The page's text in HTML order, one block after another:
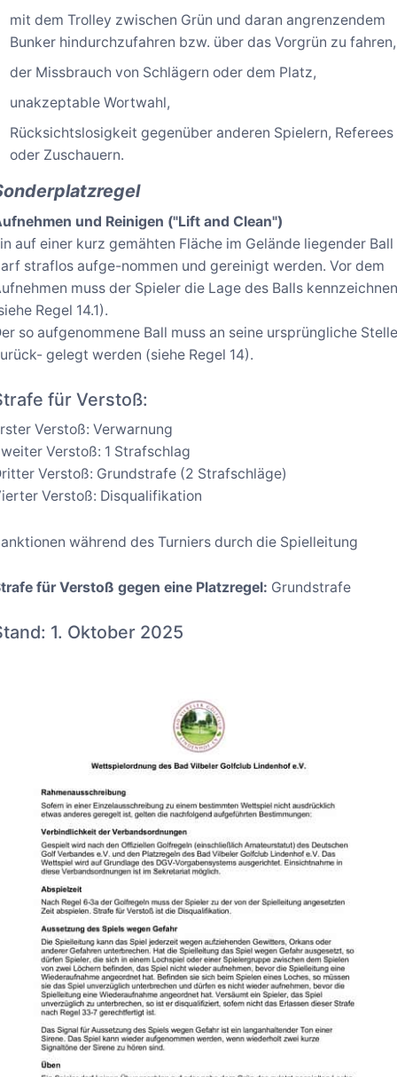
mit dem Trolley zwischen Grün und daran angrenzendem
Bunker hindurchzufahren bzw. über das Vorgrün zu fahren,
der Missbrauch von Schlägern oder dem Platz,
unakzeptable Wortwahl,
Rücksichtslosigkeit gegenüber anderen Spielern, Referees
oder Zuschauern.
und Reinigen ("Lift and Clean")
auf einer kurz gemähten Fläche im Gelände liegender Ball
straflos aufge-nommen und gereinigt werden. Vor dem
muss der Spieler die Lage des Balls
Regel 14.1).
so aufgenommene Ball muss an seine ursprüngliche
gelegt werden (siehe Regel 14).
für Verstoß:
Verstoß: Verwarnung
Verstoß: 1 Strafschlag
Verstoß: Grundstrafe (2 Strafschläge)
Verstoß: Disqualifikation
während des Turniers durch die Spielleitung
für Verstoß gegen eine Platzregel: Grundstrafe
1. Oktober 2025